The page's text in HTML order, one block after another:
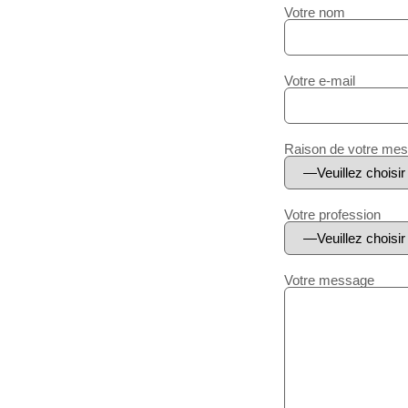
Votre nom
Votre e-mail
Raison de votre
Votre profession
Votre message